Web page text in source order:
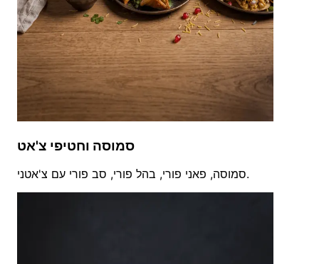
סמוסה וחטיפי צ'אט
סמוסה, פאני פורי, בהל פורי, סב פורי עם צ'אטני.